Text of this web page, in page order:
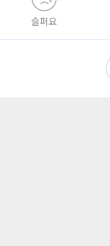
슬퍼요